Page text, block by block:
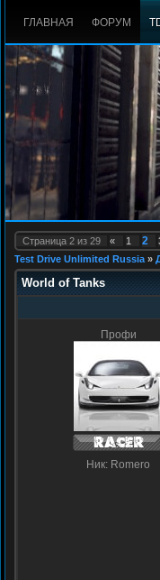
ГЛАВНАЯ ФОРУМ
Страница 2 из 29 « 1 2
Test Drive Unlimited Russia »
World of Tanks
Профи
Ник: Romero